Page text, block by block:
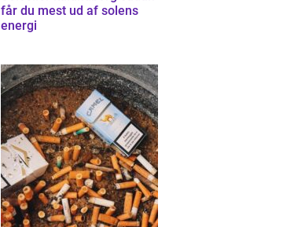
får du mest ud af solens
energi